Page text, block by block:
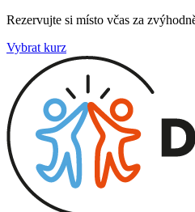
Rezervujte si místo včas za
Vybrat kurz